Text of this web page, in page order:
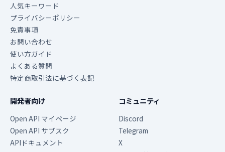
人気キーワード
プライバシーポリシー
免責事項
お問い合わせ
使い方ガイド
よくある質問
特定商取引法に基づく表記
開発者向け
Open API マイページ
Open API サブスク
APIドキュメント
コミュニティ
Discord
Telegram
X